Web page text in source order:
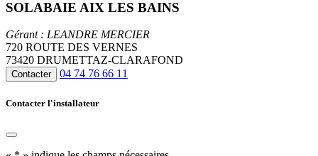
SOLABAIE AIX LES BAINS
Gérant : LEANDRE MERCIER
720 ROUTE DES VERNES
73420 DRUMETTAZ-CLARAFOND
Contacter 04 74 76 66 11
Contacter l'installateur